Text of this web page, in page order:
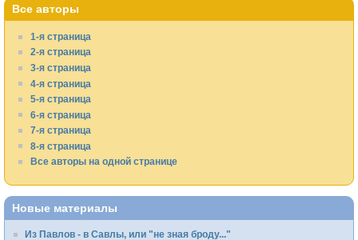
Все авторы
1-я страница
2-я страница
3-я страница
4-я страница
5-я страница
6-я страница
7-я страница
8-я страница
Все авторы на одной странице
Новые материалы
Из Павлов - в Савлы, или "не зная броду..."